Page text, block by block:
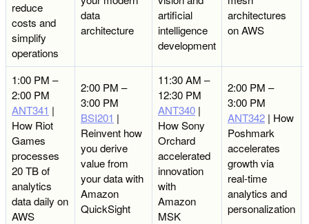
reduce
costs and
simplify
operations
data
architecture
artificial
intelligence
development
architectures
on AWS
1:00 PM –
2:00 PM
ANT341 |
How Riot
Games
processes
20 TB of
analytics
data daily on
AWS
2:00 PM –
3:00 PM
BSI201 |
Reinvent how
you derive
value from
your data with
Amazon
QuickSight
11:30 AM –
12:30 PM
ANT340 |
How Sony
Orchard
accelerated
innovation
with
Amazon
MSK
2:00 PM –
3:00 PM
ANT342 | How
Poshmark
accelerates
growth via
real-time
analytics and
personalization